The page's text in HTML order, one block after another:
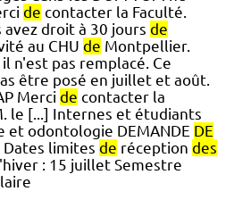
de contacter la Faculté.
avez droit à 30 jours de
au CHU de Montpellier.
n'est pas remplacé. Ce
être posé en juillet et août.
Merci de contacter la
le [...] Internes et étudiants
et odontologie DEMANDE DE
Dates limites de réception des
: 15 juillet Semestre